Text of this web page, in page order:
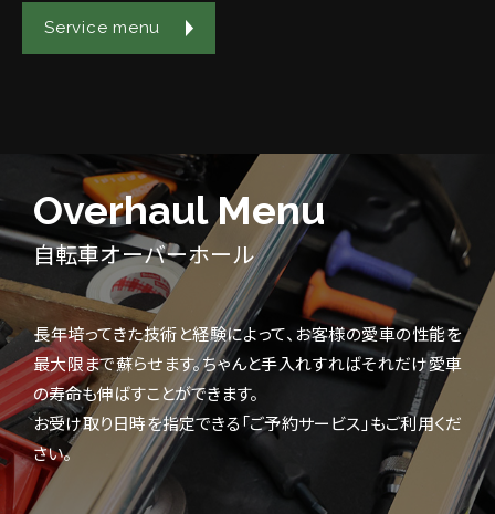
Service menu
Overhaul Menu
自転車オーバーホール
長年培ってきた技術と経験によって、お客様の愛車の性能を
最大限まで蘇らせます。ちゃんと手入れすればそれだけ愛車
の寿命も伸ばすことができます。
お受け取り日時を指定できる「ご予約サービス」もご利用くだ
さい。